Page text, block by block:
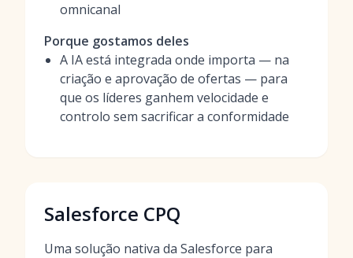
omnicanal
Porque gostamos deles
A IA está integrada onde importa — na
criação e aprovação de ofertas — para
que os líderes ganhem velocidade e
controlo sem sacrificar a conformidade
Salesforce CPQ
Uma solução nativa da Salesforce para